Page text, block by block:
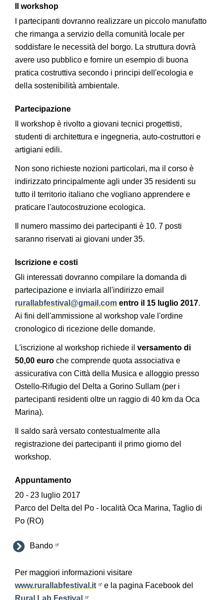
Il workshop
I partecipanti dovranno realizzare un piccolo manufatto
che rimanga a servizio della comunità locale per
soddisfare le necessità del borgo. La struttura dovrà
avere uso pubblico e fornire un esempio di buona
pratica costruttiva secondo i principi dell'ecologia e
della sostenibilità ambientale.
Partecipazione
Il workshop è rivolto a giovani tecnici progettisti,
studenti di architettura e ingegneria, auto-costruttori e
artigiani edili.
Non sono richieste nozioni particolari, ma il corso è
indirizzato principalmente agli under 35 residenti su
tutto il territorio italiano che vogliano apprendere e
praticare l'autocostruzione ecologica.
Il numero massimo dei partecipanti è 10. 7 posti
saranno riservati ai giovani under 35.
Iscrizione e costi
Gli interessati dovranno compilare la domanda di
partecipazione e inviarla all'indirizzo email
rurallabfestival@gmail.com entro il 15 luglio 2017.
Ai fini dell'ammissione al workshop vale l'ordine
cronologico di ricezione delle domande.
L'iscrizione al workshop richiede il versamento di
50,00 euro che comprende quota associativa e
assicurativa con Città della Musica e alloggio presso
Ostello-Rifugio del Delta a Gorino Sullam (per i
partecipanti residenti oltre un raggio di 40 km da Oca
Marina).
Il saldo sarà versato contestualmente alla
registrazione dei partecipanti il primo giorno del
workshop.
Appuntamento
20 - 23 luglio 2017
Parco del Delta del Po - località Oca Marina, Taglio di
Po (RO)
Bando
Per maggiori informazioni visitare
www.rurallabfestival.it
e la pagina Facebook del
Rural Lab Festival